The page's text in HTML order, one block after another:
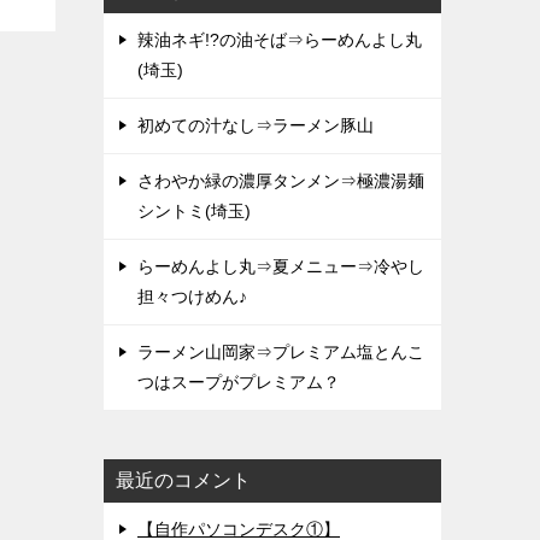
辣油ネギ!?の油そば⇒らーめんよし丸
(埼玉)
初めての汁なし⇒ラーメン豚山
さわやか緑の濃厚タンメン⇒極濃湯麺
シントミ(埼玉)
らーめんよし丸⇒夏メニュー⇒冷やし
担々つけめん♪
ラーメン山岡家⇒プレミアム塩とんこ
つはスープがプレミアム？
最近のコメント
【自作パソコンデスク①】